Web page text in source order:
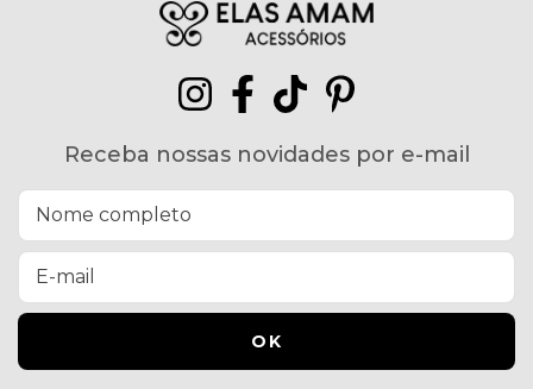
Receba nossas novidades por e-mail